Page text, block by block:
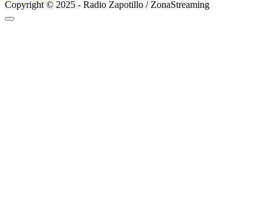
Copyright © 2025 - Radio Zapotillo / ZonaStreaming